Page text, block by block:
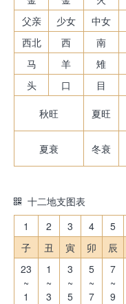
父亲
少女 中女
西北
西 南
马
羊 雉
头
口 目
秋旺 夏旺
夏衰 冬衰
十二地支图表
1 2 3 4 5
子
丑 寅 卯 辰
23
~
1
1
~
3
3
~
5
5
~
7
7
~
9